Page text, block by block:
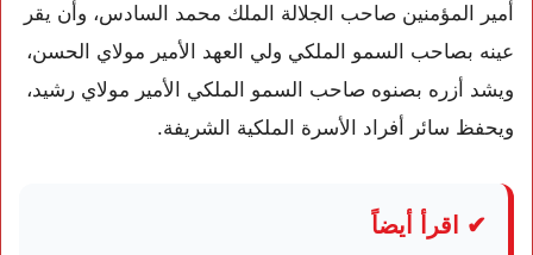
أمير المؤمنين صاحب الجلالة الملك محمد السادس، وأن يقر
عينه بصاحب السمو الملكي ولي العهد الأمير مولاي الحسن،
ويشد أزره بصنوه صاحب السمو الملكي الأمير مولاي رشيد،
ويحفظ سائر أفراد الأسرة الملكية الشريفة.
✔ اقرأ أيضاً